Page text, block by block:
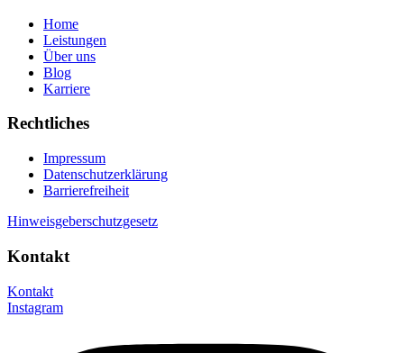
Home
Leistungen
Über uns
Blog
Karriere
Rechtliches
Impressum
Datenschutzerklärung
Barrierefreiheit
Hinweisgeberschutzgesetz
Kontakt
Kontakt
Instagram